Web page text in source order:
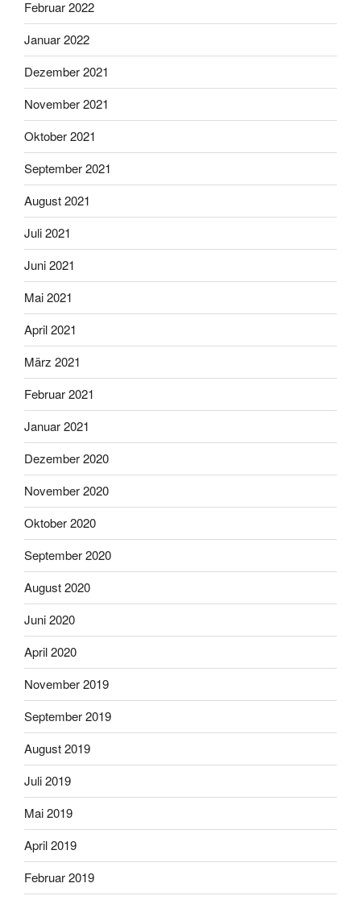
Februar 2022
Januar 2022
Dezember 2021
November 2021
Oktober 2021
September 2021
August 2021
Juli 2021
Juni 2021
Mai 2021
April 2021
März 2021
Februar 2021
Januar 2021
Dezember 2020
November 2020
Oktober 2020
September 2020
August 2020
Juni 2020
April 2020
November 2019
September 2019
August 2019
Juli 2019
Mai 2019
April 2019
Februar 2019